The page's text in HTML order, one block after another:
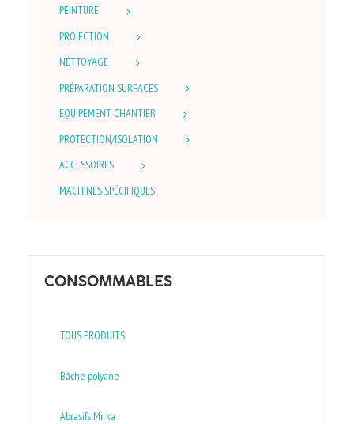
PEINTURE
PROJECTION
NETTOYAGE
PRÉPARATION SURFACES
EQUIPEMENT CHANTIER
PROTECTION/ISOLATION
ACCESSOIRES
MACHINES SPÉCIFIQUES
CONSOMMABLES
TOUS PRODUITS
Bâche polyane
Abrasifs Mirka